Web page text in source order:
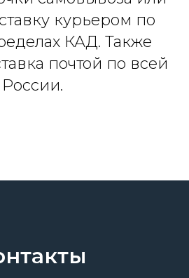
курьером по
КАД. Также
почтой по всей
России.